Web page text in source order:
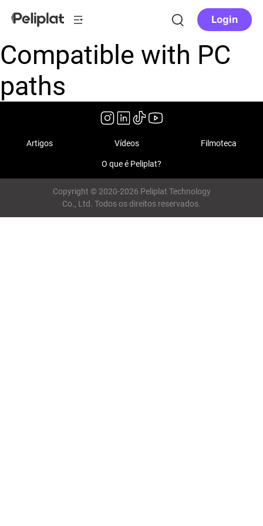
Login
Compatible with PC
paths
Artigos Vídeos Filmoteca
O que é Peliplat?
Copyright © 2020-2026 Peliplat Technology
Co., Ltd. Todos os direitos reservados.